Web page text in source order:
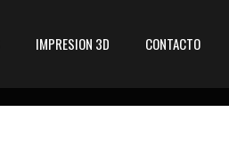
IMPRESION 3D CONTACTO